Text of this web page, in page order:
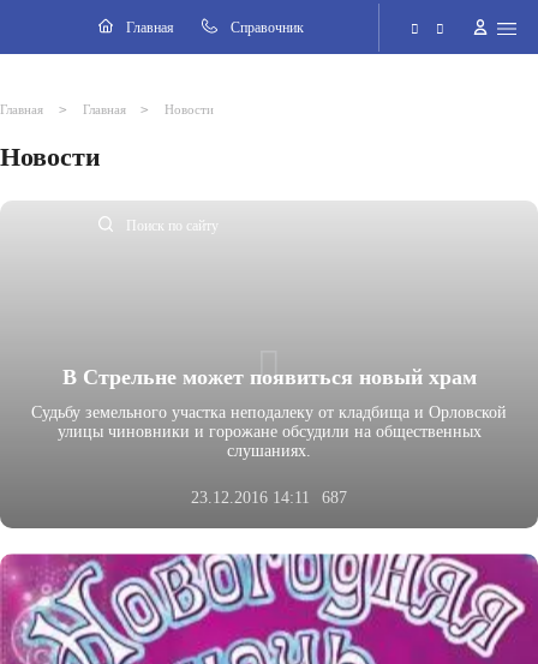
Главная Cправочник
Поиск по сайту
Главная > Главная > Новости
Новости
В Стрельне может появиться новый храм
Судьбу земельного участка неподалеку от кладбища и Орловской
улицы чиновники и горожане обсудили на общественных
слушаниях.
23.12.2016 14:11 687